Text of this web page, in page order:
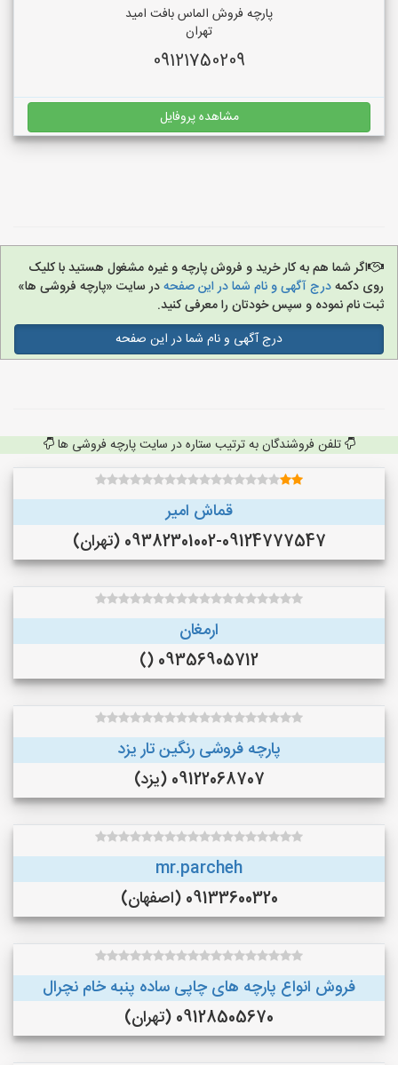
پارچه فروش الماس بافت امید
تهران
09121750209
مشاهده پروفایل
اگر شما هم به کار خرید و فروش پارچه و غیره مشغول هستید با کلیک
روی دکمهدرج آگهی و نام شما در این صفحهدر سایت «پارچه فروشی ها»
ثبت نام نموده و سپس خودتان را معرفی کنید.
درج آگهی و نام شما در این صفحه
تلفن فروشندگان به ترتیب ستاره در سایت پارچه فروشی ها
قماش امیر
09382301002-09124777547 (تهران)
ارمغان
09356905712 ()
پارچه فروشی رنگین تار یزد
09122068707 (یزد)
mr.parcheh
09133600320 (اصفهان)
فروش انواع پارچه های چاپی ساده پنبه خام نچرال
09128505670 (تهران)